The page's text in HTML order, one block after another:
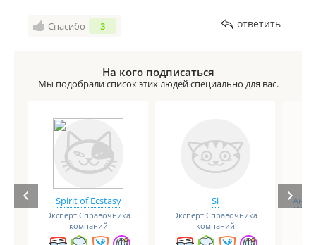
Спасибо 3 ответить
На кого подписаться
Мы подобрали список этих людей специально для вас.
Spirit of Ecstasy
Эксперт Справочника
компаний
Si
Эксперт Справочника
компаний